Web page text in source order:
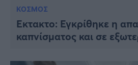
ΚΟΣΜΟΣ
Εκτακτο: Εγκρίθηκε η
καπvίσματος και σε